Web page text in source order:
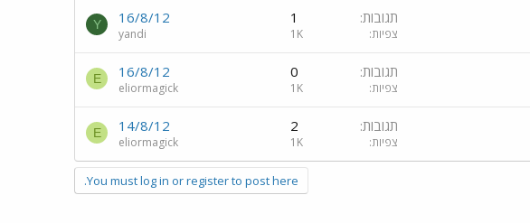
תגובות 1
צפיות 1K
16/8/12
yandi
Y
תגובות 0
צפיות 1K
16/8/12
eliormagick
E
תגובות 2
צפיות 1K
14/8/12
eliormagick
E
You must log in or register to post here.